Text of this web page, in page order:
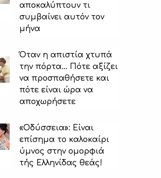
αποκαλύπτουν τι
συμβαίνει αυτόν τον
μήνα
Όταν η απιστία χτυπά
την πόρτα… Πότε αξίζει
να προσπαθήσετε και
πότε είναι ώρα να
αποχωρήσετε
«Οδύσσεια»: Είναι
επίσημα το καλοκαίρι
ύμνος στην ομορφιά
τής Ελληνίδας θεάς!